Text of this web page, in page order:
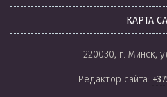
КАРТА
220030, г. Минск,
Редактор сайта: